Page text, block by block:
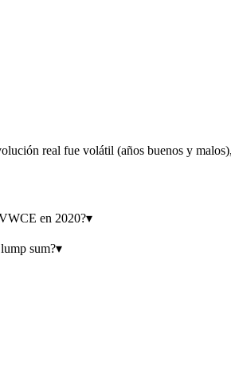
real fue volátil (años buenos y
en 2020?▾
sum?▾